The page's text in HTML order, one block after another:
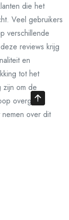
die het
Veel gebruikers
verschillende
reviews krijg
en
tot het
zijn om de
overgaat,
over dit